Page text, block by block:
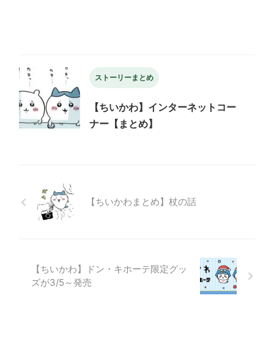
ストーリーまとめ
【ちいかわ】インターネットコー
ナー【まとめ】
【ちいかわまとめ】杖の話
【ちいかわ】ドン・キホーテ限定グッ
ズが3/5～発売